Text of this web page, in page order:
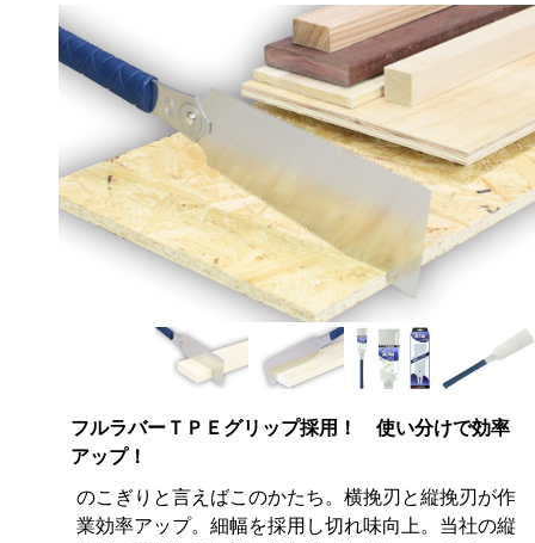
フルラバーＴＰＥグリップ採用！ 使い分けで効率
アップ！
のこぎりと言えばこのかたち。横挽刃と縦挽刃が作
業効率アップ。細幅を採用し切れ味向上。当社の縦